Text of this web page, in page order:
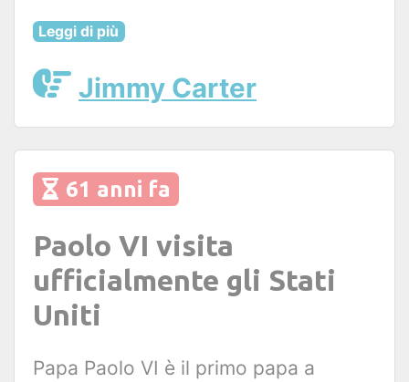
Leggi di più
Jimmy Carter
61 anni fa
Paolo VI visita
ufficialmente gli Stati
Uniti
Papa Paolo VI è il primo papa a